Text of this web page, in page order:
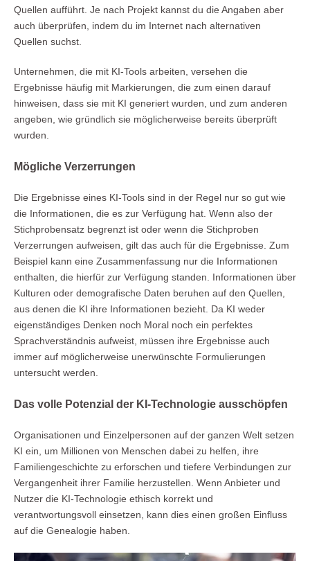
Quellen aufführt. Je nach Projekt kannst du die Angaben aber
auch überprüfen, indem du im Internet nach alternativen
Quellen suchst.
Unternehmen, die mit KI-Tools arbeiten, versehen die
Ergebnisse häufig mit Markierungen, die zum einen darauf
hinweisen, dass sie mit KI generiert wurden, und zum anderen
angeben, wie gründlich sie möglicherweise bereits überprüft
wurden.
Mögliche Verzerrungen
Die Ergebnisse eines KI-Tools sind in der Regel nur so gut wie
die Informationen, die es zur Verfügung hat. Wenn also der
Stichprobensatz begrenzt ist oder wenn die Stichproben
Verzerrungen aufweisen, gilt das auch für die Ergebnisse. Zum
Beispiel kann eine Zusammenfassung nur die Informationen
enthalten, die hierfür zur Verfügung standen. Informationen über
Kulturen oder demografische Daten beruhen auf den Quellen,
aus denen die KI ihre Informationen bezieht. Da KI weder
eigenständiges Denken noch Moral noch ein perfektes
Sprachverständnis aufweist, müssen ihre Ergebnisse auch
immer auf möglicherweise unerwünschte Formulierungen
untersucht werden.
Das volle Potenzial der KI-Technologie ausschöpfen
Organisationen und Einzelpersonen auf der ganzen Welt setzen
KI ein, um Millionen von Menschen dabei zu helfen, ihre
Familiengeschichte zu erforschen und tiefere Verbindungen zur
Vergangenheit ihrer Familie herzustellen. Wenn Anbieter und
Nutzer die KI-Technologie ethisch korrekt und
verantwortungsvoll einsetzen, kann dies einen großen Einfluss
auf die Genealogie haben.